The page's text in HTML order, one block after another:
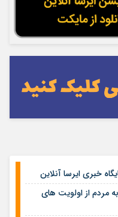
خبری ایرسا آنلاین
از اولویت های